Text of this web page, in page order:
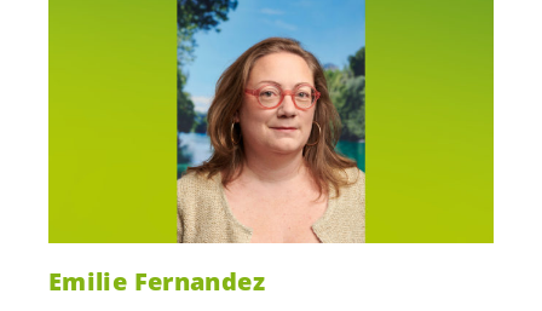
Emilie Fernandez